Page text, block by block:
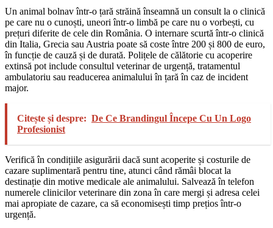
Un animal bolnav într-o țară străină înseamnă un consult la o clinică
pe care nu o cunoști, uneori într-o limbă pe care nu o vorbești, cu
prețuri diferite de cele din România. O internare scurtă într-o clinică
din Italia, Grecia sau Austria poate să coste între 200 și 800 de euro,
în funcție de cauză și de durată. Polițele de călătorie cu acoperire
extinsă pot include consultul veterinar de urgență, tratamentul
ambulatoriu sau readucerea animalului în țară în caz de incident
major.
Citește și despre: De Ce Brandingul Începe Cu Un Logo
Profesionist
Verifică în condițiile asigurării dacă sunt acoperite și costurile de
cazare suplimentară pentru tine, atunci când rămâi blocat la
destinație din motive medicale ale animalului. Salvează în telefon
numerele clinicilor veterinare din zona în care mergi și adresa celei
mai apropiate de cazare, ca să economisești timp prețios într-o
urgență.